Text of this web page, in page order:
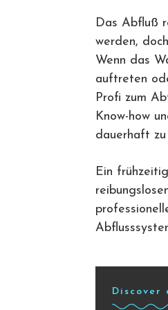
Das Abfluß
werden,
Wenn das
auftreten
Profi zum
Know-how
dauerhaft
Ein
Discover